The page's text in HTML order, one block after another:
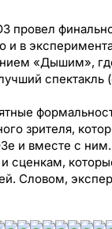
провел
в
«Дышим»,
спектакль
зрителя,
и вместе с
сценкам,
Словом,